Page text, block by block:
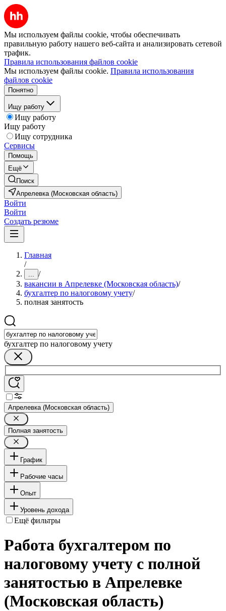
Мы используем файлы cookie, чтобы обеспечивать
правильную работу нашего веб-сайта и анализировать сетевой
трафик.
Правила использования файлов cookie
Мы используем файлы cookie. Правила использования
файлов cookie
Понятно
Ищу работу
Ищу работу
Ищу работу
Ищу сотрудника
Сервисы
Помощь
Ещё
Поиск
Апрелевка (Московская область)
Войти
Войти
Создать резюме
Главная
/
... /
вакансии в Апрелевке (Московская область)/
бухгалтер по налоговому учету/
полная занятость
бухгалтер по налоговому учету
Апрелевка (Московская область)
Полная занятость
График
Рабочие часы
Опыт
Уровень дохода
Ещё фильтры
Работа бухгалтером по
налоговому учету с полной
занятостью в Апрелевке
(Московская область)